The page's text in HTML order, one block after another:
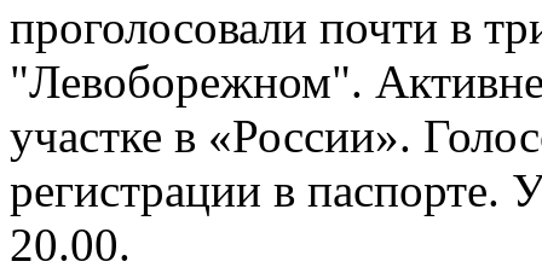
проголосовали почти в
"Левоборежном".
участке в «России».
регистрации в паспорте.
20.00.